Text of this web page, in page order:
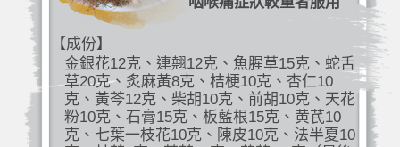
【成份】
金銀花12克、連翹12克、魚腥草15克、蛇舌
草20克、炙麻黃8克、桔梗10克、杏仁10
克、黃芩12克、柴胡10克、前胡10克、天花
粉10克、石膏15克、板藍根15克、黄芪10
克、七葉一枝花10克、陳皮10克、法半夏10